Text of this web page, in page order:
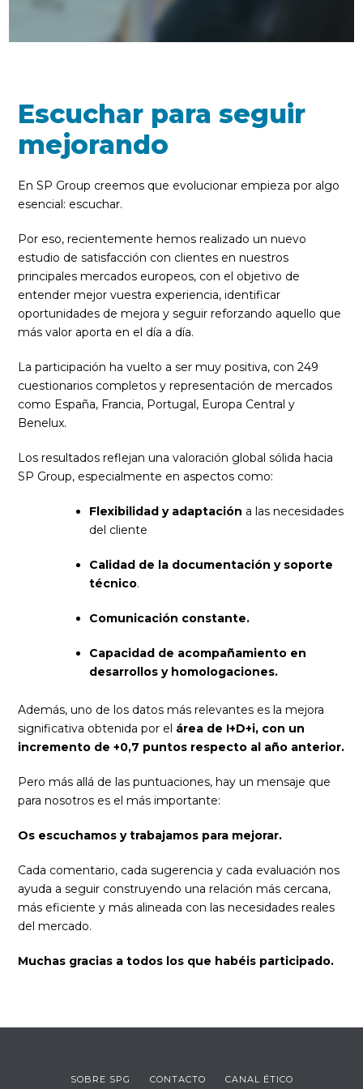
Escuchar para seguir
mejorando
En SP Group creemos que evolucionar empieza por algo
esencial: escuchar.
Por eso, recientemente hemos realizado un nuevo
estudio de satisfacción con clientes en nuestros
principales mercados europeos, con el objetivo de
entender mejor vuestra experiencia, identificar
oportunidades de mejora y seguir reforzando aquello que
más valor aporta en el día a día.
La participación ha vuelto a ser muy positiva, con 249
cuestionarios completos y representación de mercados
como España, Francia, Portugal, Europa Central y
Benelux.
Los resultados reflejan una valoración global sólida hacia
SP Group, especialmente en aspectos como:
Flexibilidad y adaptación a las necesidades
del cliente
Calidad de la documentación y soporte
técnico.
Comunicación constante.
Capacidad de acompañamiento en
desarrollos y homologaciones.
Además, uno de los datos más relevantes es la mejora
significativa obtenida por el área de I+D+i, con un
incremento de +0,7 puntos respecto al año anterior.
Pero más allá de las puntuaciones, hay un mensaje que
para nosotros es el más importante:
Os escuchamos y trabajamos para mejorar.
Cada comentario, cada sugerencia y cada evaluación nos
ayuda a seguir construyendo una relación más cercana,
más eficiente y más alineada con las necesidades reales
del mercado.
Muchas gracias a todos los que habéis participado.
SOBRE SPG CONTACTO CANAL ÉTICO